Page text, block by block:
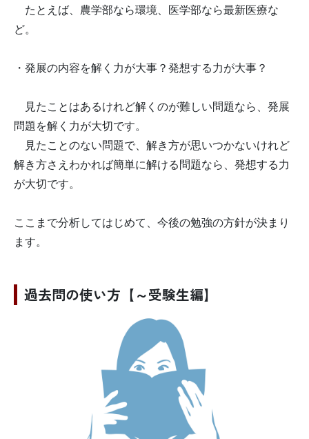
たとえば、農学部なら環境、医学部なら最新医療な
ど。
・発展の内容を解く力が大事？発想する力が大事？
見たことはあるけれど解くのが難しい問題なら、発展
問題を解く力が大切です。
見たことのない問題で、解き方が思いつかないけれど
解き方さえわかれば簡単に解ける問題なら、発想する力
が大切です。
ここまで分析してはじめて、今後の勉強の方針が決まり
ます。
過去問の使い方【～受験生編】